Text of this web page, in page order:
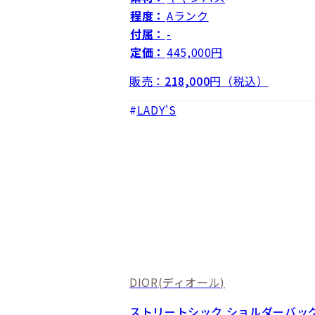
程度： Aランク
付属： -
定価： 445,000円
販売： 218,000円（税込）
LADY'S
DIOR(ディオール)
ストリートシック ショルダーバッ